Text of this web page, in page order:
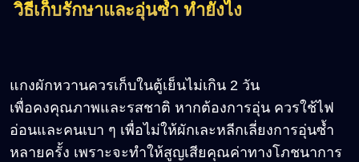
วิธีเก็บรักษาและอุ่นซ้ำ ทำยังไง
แกงผักหวานควรเก็บในตู้เย็นไม่เกิน 2 วัน
เพื่อคงคุณภาพและรสชาติ หากต้องการอุ่น ควรใช้ไฟ
อ่อนและคนเบา ๆ เพื่อไม่ให้ผักเละหลีกเลี่ยงการอุ่นซ้ำ
หลายครั้ง เพราะจะทำให้สูญเสียคุณค่าทางโภชนาการ